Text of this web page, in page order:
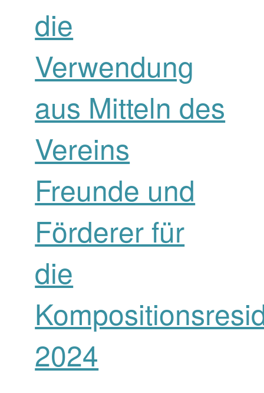
die
Verwendung
aus Mitteln des
Vereins
Freunde und
Förderer für
die
2024